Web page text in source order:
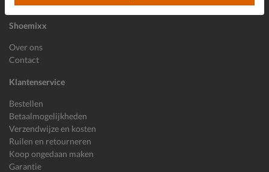
Shoemixx
Over ons
Contact
Klantenservice
Bestellen
Betaalmogelijkheden
Verzendwijze en kosten
Ruilen en retourneren
Koop ongedaan maken
Garantie